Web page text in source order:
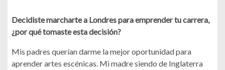
Decidiste marcharte a Londres para emprender tu carrera,
¿por qué tomaste esta decisión?
Mis padres querían darme la mejor oportunidad para
aprender artes escénicas. Mi madre siendo de Inglaterra